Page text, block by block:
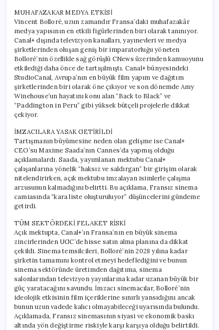
MUHAFAZAKAR MEDYA ETKİSİ
Vincent Bolloré, uzun zamandır Fransa’daki muhafazakâr
medya yapısının en etkili figürlerinden biri olarak tanınıyor.
Canal+ dışında televizyon kanalları, yayınevleri ve medya
şirketlerinden oluşan geniş bir imparatorluğu yöneten
Bolloré’nin özellikle sağ görüşlü CNews üzerinden kamuoyunu
etkilediği daha önce de tartışılmıştı. Canal+ bünyesindeki
StudioCanal, Avrupa’nın en büyük film yapım ve dağıtım
şirketlerinden biri olarak öne çıkıyor ve son dönemde Amy
Winehouse’un hayatını konu alan “Back to Black” ve
“Paddington in Peru” gibi yüksek bütçeli projelerle dikkat
çekiyor.
İMZACILARA YASAK GETİRİLDİ
Tartışmanın büyümesine neden olan gelişme ise Canal+
CEO’su Maxime Saada’nın Cannes’da yapmış olduğu
açıklamalardı. Saada, yayımlanan mektubu Canal+
çalışanlarına yönelik “haksız ve saldırgan” bir girişim olarak
nitelendirirken, açık mektubu imzalayan isimlerle çalışma
arzusunun kalmadığını belirtti. Bu açıklama, Fransız sinema
camiasında “kara liste oluşturuluyor” düşüncelerini gündeme
getirdi.
TÜM SEKTÖRDEKİ FELAKET RİSKİ
Açık mektupta, Canal+’ın Fransa’nın en büyük sinema
zincirlerinden UGC’de hisse satın alma planına da dikkat
çekildi. Sinema temsilcileri, Bolloré’nin 2028 yılına kadar
şirketin tamamını kontrol etmeyi hedeflediğini ve bunun
sinema sektöründe üretimden dağıtıma, sinema
salonlarından televizyon yayınlarına kadar uzanan büyük bir
güç yaratacağını savundu. İmzacı sinemacılar, Bolloré’nin
ideolojik etkisinin film içeriklerine sınırlı yansıdığını ancak
bunun uzun vadede kalıcı olmayabileceği uyarısında bulundu.
Açıklamada, Fransız sinemasının siyasi ve ekonomik baskı
altında yön değiştirme riskiyle karşı karşıya olduğu belirtildi.